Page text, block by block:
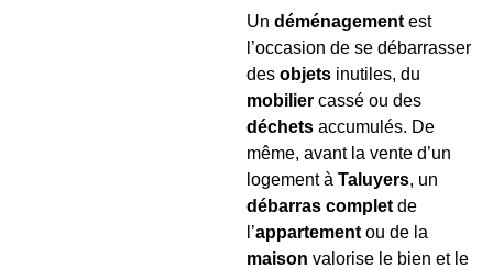
Un déménagement est
l’occasion de se débarrasser
des objets inutiles, du
mobilier cassé ou des
déchets accumulés. De
même, avant la vente d’un
logement à Taluyers, un
débarras complet de
l’appartement ou de la
maison valorise le bien et le